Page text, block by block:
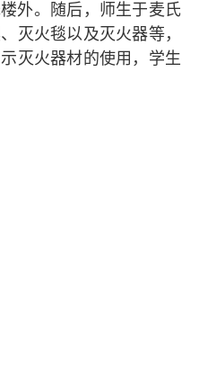
外。随后，师生于麦氏
灭火毯以及灭火器等，
灭火器材的使用，学生